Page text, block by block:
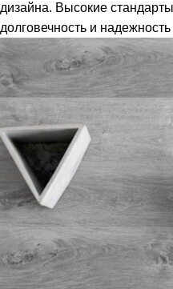
дизайна. Высокие
долговечность и